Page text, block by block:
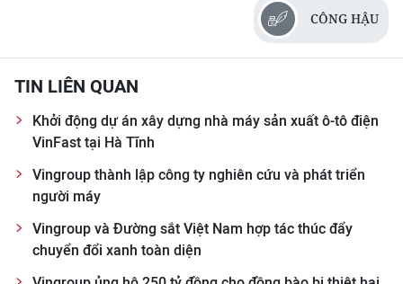
CÔNG HẬU
TIN LIÊN QUAN
Khởi động dự án xây dựng nhà máy sản xuất ô-tô điện
VinFast tại Hà Tĩnh
Vingroup thành lập công ty nghiên cứu và phát triển
người máy
Vingroup và Đường sắt Việt Nam hợp tác thúc đẩy
chuyển đổi xanh toàn diện